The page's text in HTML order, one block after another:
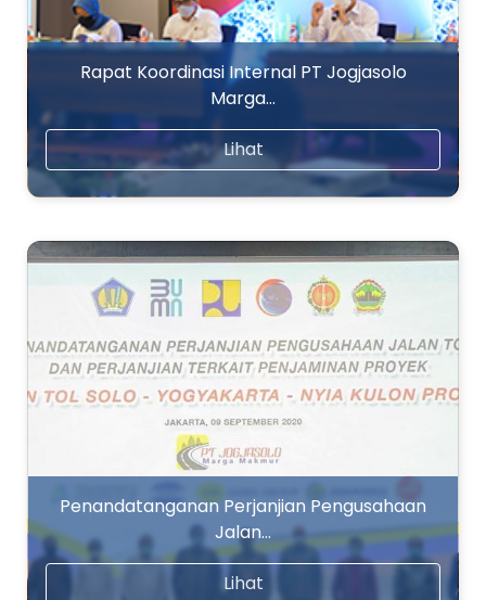
Rapat Koordinasi Internal PT Jogjasolo
Marga…
Lihat
Penandatanganan Perjanjian Pengusahaan
Jalan…
Lihat